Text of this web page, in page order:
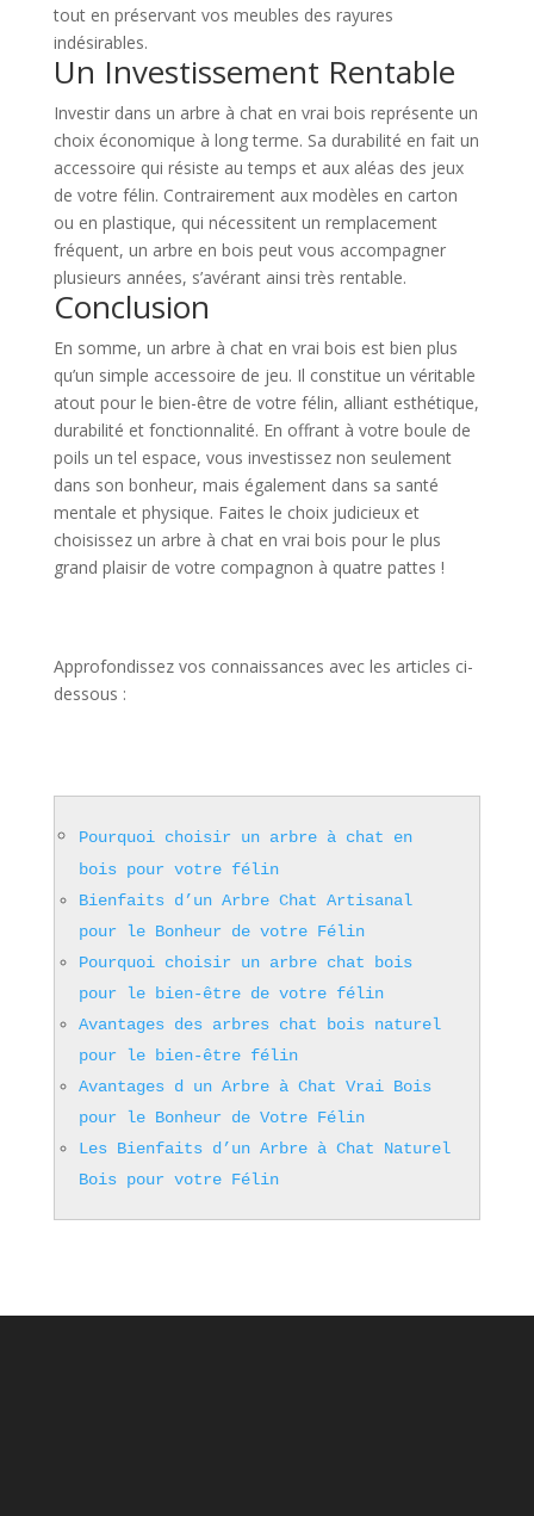
tout en préservant vos meubles des rayures
indésirables.
Un Investissement Rentable
Investir dans un arbre à chat en vrai bois représente un
choix économique à long terme. Sa durabilité en fait un
accessoire qui résiste au temps et aux aléas des jeux
de votre félin. Contrairement aux modèles en carton
ou en plastique, qui nécessitent un remplacement
fréquent, un arbre en bois peut vous accompagner
plusieurs années, s’avérant ainsi très rentable.
Conclusion
En somme, un arbre à chat en vrai bois est bien plus
qu’un simple accessoire de jeu. Il constitue un véritable
atout pour le bien-être de votre félin, alliant esthétique,
durabilité et fonctionnalité. En offrant à votre boule de
poils un tel espace, vous investissez non seulement
dans son bonheur, mais également dans sa santé
mentale et physique. Faites le choix judicieux et
choisissez un arbre à chat en vrai bois pour le plus
grand plaisir de votre compagnon à quatre pattes !
Approfondissez vos connaissances avec les articles ci-
dessous :
Pourquoi choisir un arbre à chat en
bois pour votre félin
Bienfaits d’un Arbre Chat Artisanal
pour le Bonheur de votre Félin
Pourquoi choisir un arbre chat bois
pour le bien-être de votre félin
Avantages des arbres chat bois naturel
pour le bien-être félin
Avantages d un Arbre à Chat Vrai Bois
pour le Bonheur de Votre Félin
Les Bienfaits d’un Arbre à Chat Naturel
Bois pour votre Félin